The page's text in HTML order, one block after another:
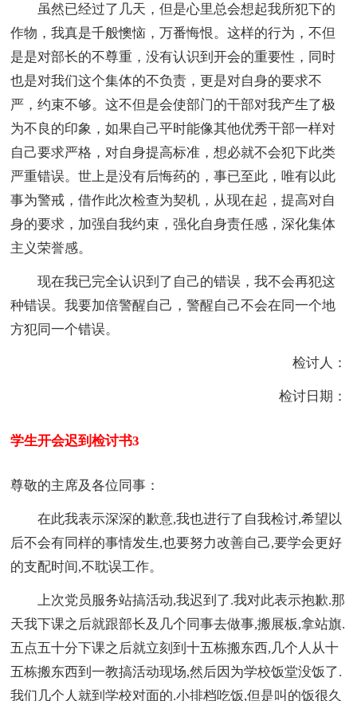
虽然已经过了几天，但是心里总会想起我所犯下的
作物，我真是千般懊恼，万番悔恨。这样的行为，不但
是是对部长的不尊重，没有认识到开会的重要性，同时
也是对我们这个集体的不负责，更是对自身的要求不
严，约束不够。这不但是会使部门的干部对我产生了极
为不良的印象，如果自己平时能像其他优秀干部一样对
自己要求严格，对自身提高标准，想必就不会犯下此类
严重错误。世上是没有后悔药的，事已至此，唯有以此
事为警戒，借作此次检查为契机，从现在起，提高对自
身的要求，加强自我约束，强化自身责任感，深化集体
主义荣誉感。
现在我已完全认识到了自己的错误，我不会再犯这
种错误。我要加倍警醒自己，警醒自己不会在同一个地
方犯同一个错误。
检讨人：
检讨日期：
学生开会迟到检讨书3
尊敬的主席及各位同事：
在此我表示深深的歉意,我也进行了自我检讨,希望以
后不会有同样的事情发生,也要努力改善自己,要学会更好
的支配时间,不耽误工作。
上次党员服务站搞活动,我迟到了.我对此表示抱歉.那
天我下课之后就跟部长及几个同事去做事,搬展板,拿站旗.
五点五十分下课之后就立刻到十五栋搬东西,几个人从十
五栋搬东西到一教搞活动现场,然后因为学校饭堂没饭了.
我们几个人就到学校对面的.小排档吃饭,但是叫的饭很久